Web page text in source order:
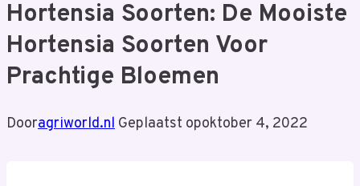
Hortensia Soorten: De Mooiste
Hortensia Soorten Voor
Prachtige Bloemen
Dooragriworld.nl Geplaatst opoktober 4, 2022